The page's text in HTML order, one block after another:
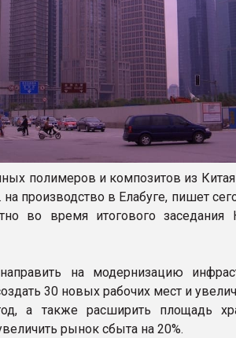
полимеров и композитов из
производство в Елабуге, пишет
во время итогового заседания
на модернизацию
30 новых рабочих мест и
а также расширить площадь
рынок сбыта на 20%.